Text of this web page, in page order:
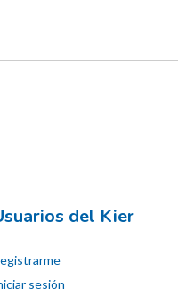
del Kier
sesión